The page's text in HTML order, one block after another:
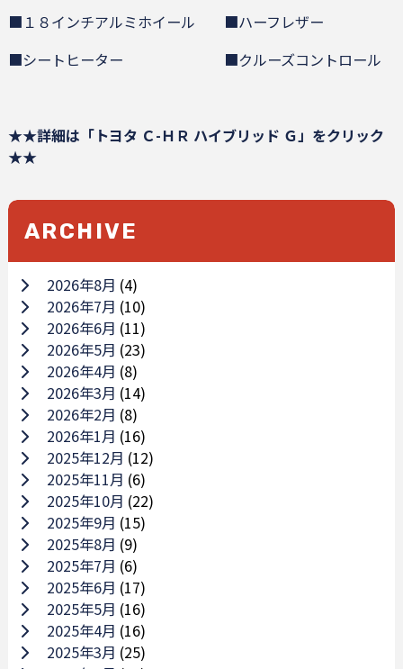
■１８インチアルミホイール ■ハーフレザー
■シートヒーター ■クルーズコントロール
★★詳細は「トヨタ Ｃ-ＨＲ ハイブリッド Ｇ」をクリック
★★
ARCHIVE
2026年8月 (4)
2026年7月 (10)
2026年6月 (11)
2026年5月 (23)
2026年4月 (8)
2026年3月 (14)
2026年2月 (8)
2026年1月 (16)
2025年12月 (12)
2025年11月 (6)
2025年10月 (22)
2025年9月 (15)
2025年8月 (9)
2025年7月 (6)
2025年6月 (17)
2025年5月 (16)
2025年4月 (16)
2025年3月 (25)